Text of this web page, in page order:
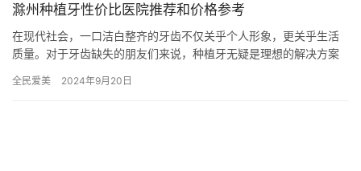
滁州种植牙性价比医院推荐和价格参考
在现代社会，一口洁白整齐的牙齿不仅关乎个人形象，更关乎生活
质量。对于牙齿缺失的朋友们来说，种植牙无疑是理想的解决方案
一家性…
全民爱美 2024年9月20日